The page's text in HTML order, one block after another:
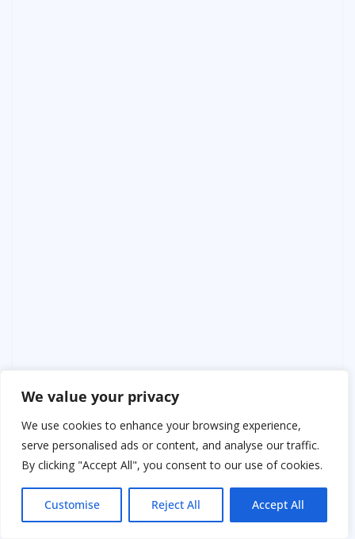
We value your privacy
We use cookies to enhance your browsing experience,
serve personalised ads or content, and analyse our traffic.
By clicking "Accept All", you consent to our use of cookies.
Customise Reject All Accept All